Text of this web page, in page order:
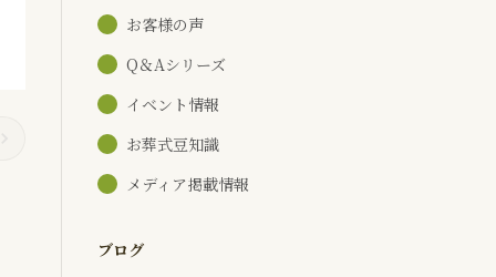
お客様の声
Q＆Aシリーズ
イベント情報
お葬式豆知識
メディア掲載情報
ブログ